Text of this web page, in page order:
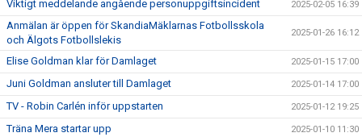
Viktigt meddelande angående personuppgiftsincident 2025-02-05 16:39
Anmälan är öppen för SkandiaMäklarnas Fotbollsskola
och Älgots Fotbollslekis
2025-01-26 16:12
Elise Goldman klar för Damlaget 2025-01-15 17:00
Juni Goldman ansluter till Damlaget 2025-01-14 17:00
TV - Robin Carlén inför uppstarten 2025-01-12 19:25
Träna Mera startar upp 2025-01-10 11:30